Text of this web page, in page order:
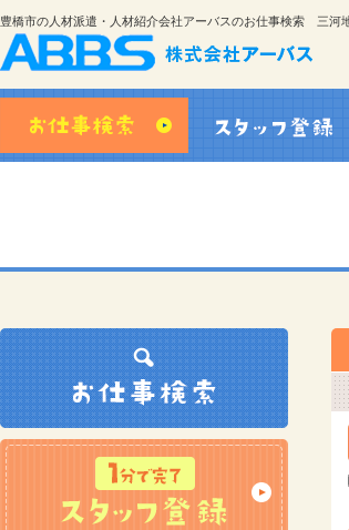
豊橋市の人材派遣・人材紹介会社アーバスのお仕事検索 三河